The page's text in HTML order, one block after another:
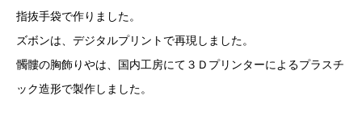
指抜手袋で作りました。
ズボンは、デジタルプリントで再現しました。
髑髏の胸飾りやは、国内工房にて３Ｄプリンターによるプラスチ
ック造形で製作しました。